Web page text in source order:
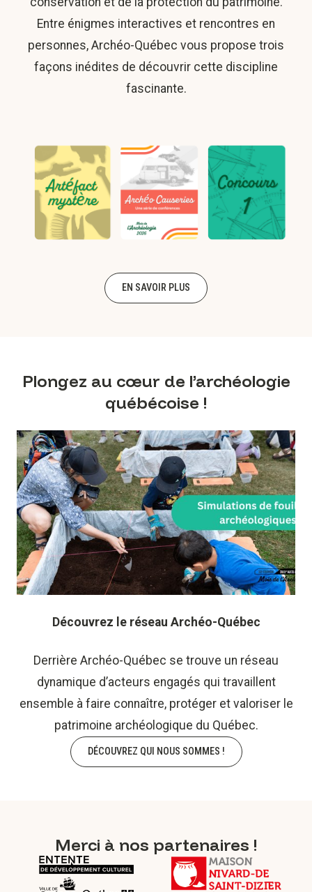
Entre énigmes interactives et rencontres en
personnes, Archéo-Québec vous propose trois
façons inédites de découvrir cette discipline
fascinante.
EN SAVOIR PLUS
Plongez au cœur de l’archéologie
québécoise !
Découvrez le réseau Archéo-Québec
Derrière Archéo-Québec se trouve un réseau
dynamique d’acteurs engagés qui travaillent
ensemble à faire connaître, protéger et valoriser le
patrimoine archéologique du Québec.
​​​​​​​DÉCOUVREZ QUI NOUS SOMMES !
Merci à nos partenaires !